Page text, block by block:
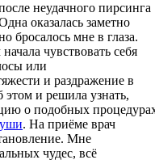
неудачного пирсинга
оказалась заметно
бросалось мне в глаза.
чувствовать себя
или
и раздражение в
этом и решила узнать,
о подобных
. На приёме врач
Мне
чудес, всё